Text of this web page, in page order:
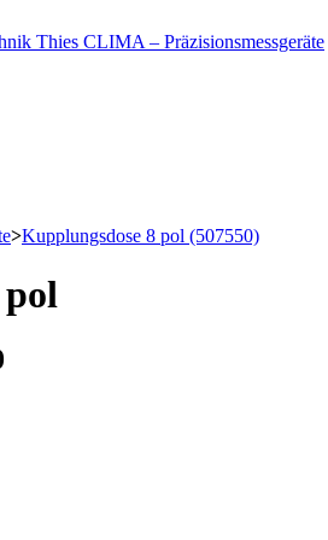
>Kupplungsdose 8 pol (507550)